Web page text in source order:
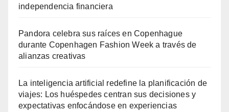
independencia financiera
Pandora celebra sus raíces en Copenhague
durante Copenhagen Fashion Week a través de
alianzas creativas
La inteligencia artificial redefine la planificación de
viajes: Los huéspedes centran sus decisiones y
expectativas enfocándose en experiencias